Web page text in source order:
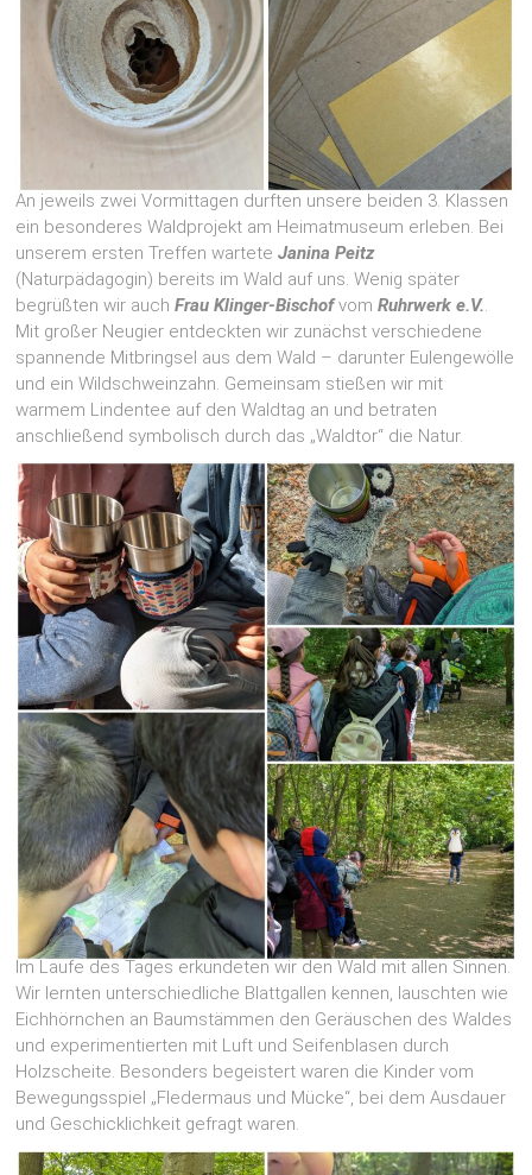
An jeweils zwei Vormittagen durften unsere beiden 3. Klassen
ein besonderes Waldprojekt am Heimatmuseum erleben. Bei
unserem ersten Treffen warteteJanina Peitz
(Naturpädagogin) bereits im Wald auf uns. Wenig später
begrüßten wir auchFrau Klinger-BischofvomRuhrwerk e.V..
Mit großer Neugier entdeckten wir zunächst verschiedene
spannende Mitbringsel aus dem Wald – darunter Eulengewölle
und ein Wildschweinzahn. Gemeinsam stießen wir mit
warmem Lindentee auf den Waldtag an und betraten
anschließend symbolisch durch das „Waldtor“ die Natur.
Im Laufe des Tages erkundeten wir den Wald mit allen Sinnen.
Wir lernten unterschiedliche Blattgallen kennen, lauschten wie
Eichhörnchen an Baumstämmen den Geräuschen des Waldes
und experimentierten mit Luft und Seifenblasen durch
Holzscheite. Besonders begeistert waren die Kinder vom
Bewegungsspiel „Fledermaus und Mücke“, bei dem Ausdauer
und Geschicklichkeit gefragt waren.